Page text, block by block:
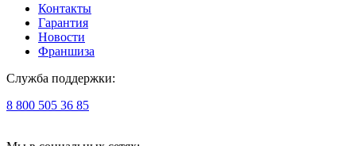
Контакты
Гарантия
Новости
Франшиза
Служба поддержки:
8 800 505 36 85